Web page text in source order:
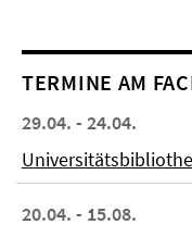
TERMINE AM
29.04. - 24.04.
20.04. - 15.08.